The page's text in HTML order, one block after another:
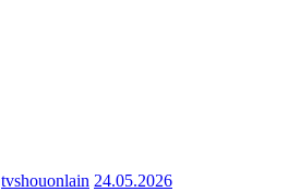
tvshouonlain 24.05.2026